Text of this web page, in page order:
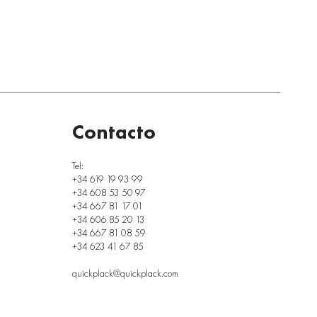
Tel:
+34 619 19 93 99
+34 608 53 50 97
+34 667 81 17 01
+34 606 85 20 13
+34 667 81 08 59
+34 623 41 67 85
quickplack@quickplack.com
Contacto